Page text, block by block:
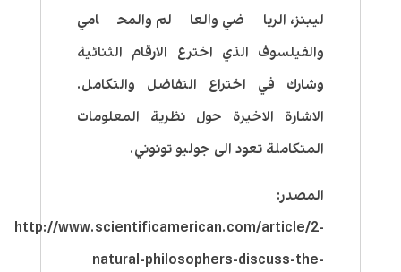
ليبنز، الرياضي والعالم والمحامي
والفيلسوف الذي اخترع الارقام الثنائية
وشارك في اختراع التفاضل والتكامل.
الاشارة الاخيرة حول نظرية المعلومات
المتكاملة تعود الى جوليو تونوني.
المصدر:
http://www.scientificamerican.com/article/2-
natural-philosophers-discuss-the-